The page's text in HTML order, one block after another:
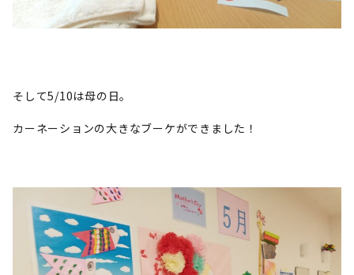
そして5/10は母の日。
カーネーションの大きなブーケができました！